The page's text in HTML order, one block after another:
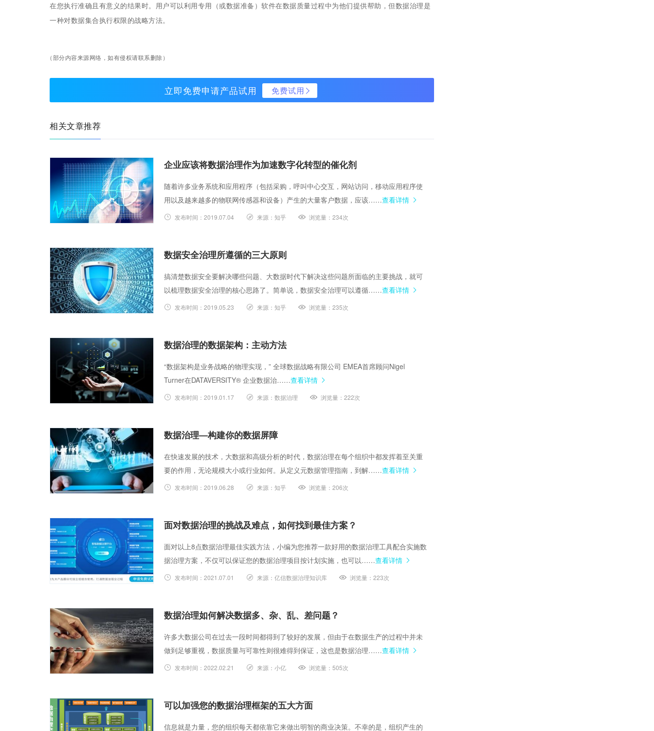
在您执行准确且有意义的结果时。用户可以利用专用（或数据准备）软件在数据质量过程中为他们提供帮助，但数据治理是
一种对数据集合执行权限的战略方法。
（部分内容来源网络，如有侵权请联系删除）
立即免费申请产品试用 免费试用
相关文章推荐
企业应该将数据治理作为加速数字化转型的催化剂
随着许多业务系统和应用程序（包括采购，呼叫中心交互，网站访问，移动应用程序使
用以及越来越多的物联网传感器和设备）产生的大量客户数据，应该……查看详情
发布时间： 2019.07.04 来源： 知乎 浏览量： 234次
数据安全治理所遵循的三大原则
搞清楚数据安全要解决哪些问题、大数据时代下解决这些问题所面临的主要挑战，就可
以梳理数据安全治理的核心思路了。简单说，数据安全治理可以遵循……查看详情
发布时间： 2019.05.23 来源： 知乎 浏览量： 235次
数据治理的数据架构：主动方法
“数据架构是业务战略的物理实现，” 全球数据战略有限公司 EMEA首席顾问Nigel
Turner在DATAVERSITY® 企业数据治……查看详情
发布时间： 2019.01.17 来源： 数据治理 浏览量： 222次
数据治理—构建你的数据屏障
在快速发展的技术，大数据和高级分析的时代，数据治理在每个组织中都发挥着至关重
要的作用，无论规模大小或行业如何。从定义元数据管理指南，到解……查看详情
发布时间： 2019.06.28 来源： 知乎 浏览量： 206次
面对数据治理的挑战及难点，如何找到最佳方案？
面对以上8点数据治理最佳实践方法，小编为您推荐一款好用的数据治理工具配合实施数
据治理方案，不仅可以保证您的数据治理项目按计划实施，也可以……查看详情
发布时间： 2021.07.01 来源： 亿信数据治理知识库 浏览量： 223次
数据治理如何解决数据多、杂、乱、差问题？
许多大数据公司在过去一段时间都得到了较好的发展，但由于在数据生产的过程中并未
做到足够重视，数据质量与可靠性则很难得到保证，这也是数据治理……查看详情
发布时间： 2022.02.21 来源： 小亿 浏览量： 505次
可以加强您的数据治理框架的五大方面
信息就是力量，您的组织每天都依靠它来做出明智的商业决策。不幸的是，组织产生的